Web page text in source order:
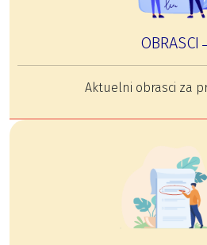
Aktuelni obrasci za